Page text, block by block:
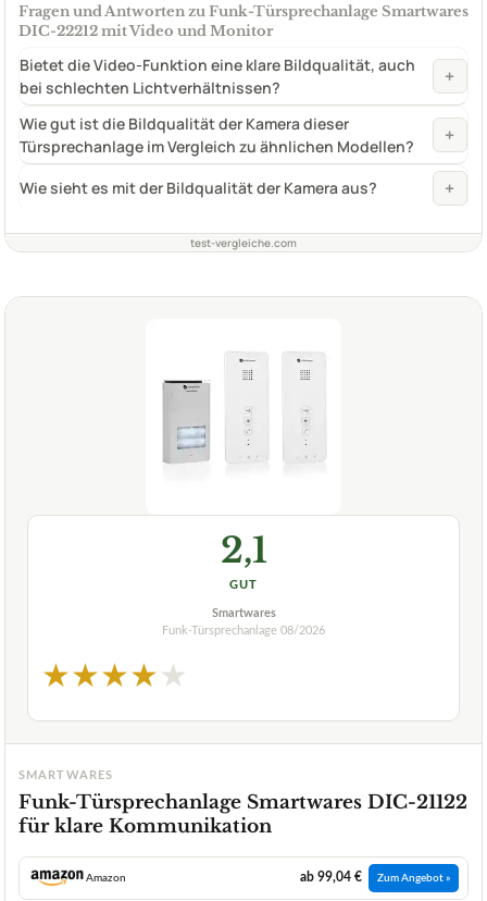
Fragen und Antworten zu Funk-Türsprechanlage Smartwares
DIC-22212 mit Video und Monitor
Bietet die Video-Funktion eine klare Bildqualität, auch
bei schlechten Lichtverhältnissen?
+
Wie gut ist die Bildqualität der Kamera dieser
Türsprechanlage im Vergleich zu ähnlichen Modellen?
+
Wie sieht es mit der Bildqualität der Kamera aus? +
test-vergleiche.com
2,1
GUT
Smartwares
Funk-Türsprechanlage 08/2026
★★★★★
SMARTWARES
Funk-Türsprechanlage Smartwares DIC-21122
für klare Kommunikation
Amazon ab 99,04 € Zum Angebot »